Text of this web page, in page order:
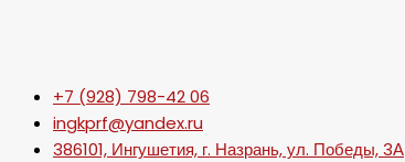
+7 (928) 798-42 06
ingkprf@yandex.ru
386101, Ингушетия, г. Назрань, ул. Победы, 3А